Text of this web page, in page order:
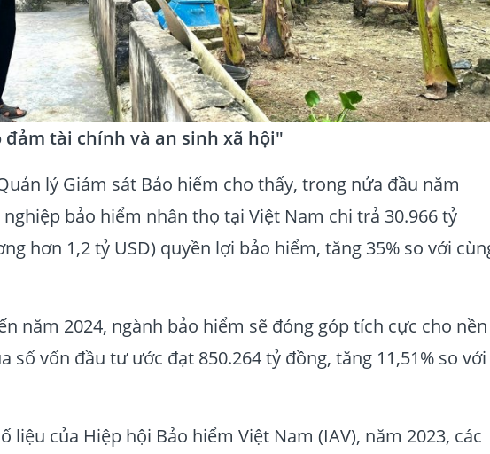
đảm tài chính và an sinh xã hội"
lý Giám sát Bảo hiểm cho thấy, trong nửa đầu năm
nghiệp bảo hiểm nhân thọ tại Việt Nam chi trả 30.966 tỷ
hơn 1,2 tỷ USD) quyền lợi bảo hiểm, tăng 35% so với
năm 2024, ngành bảo hiểm sẽ đóng góp tích cực cho nền
số vốn đầu tư ước đạt 850.264 tỷ đồng, tăng 11,51% so với
liệu của Hiệp hội Bảo hiểm Việt Nam (IAV), năm 2023, các